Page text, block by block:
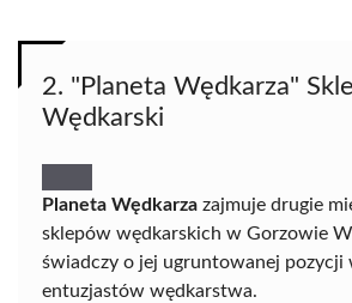
2. "Planeta Wędkarza"
Wędkarski
Planeta Wędkarza zajmuje drugie
sklepów wędkarskich w Gorzowie
świadczy o jej ugruntowanej pozycji
entuzjastów wędkarstwa.